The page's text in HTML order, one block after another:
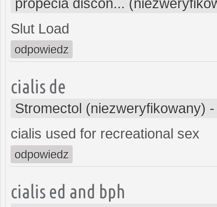
propecia discon...
Slut Load
odpowiedz
cialis de
Stromectol (niezweryfikowany)
cialis used for recreational sex
odpowiedz
cialis ed and bph